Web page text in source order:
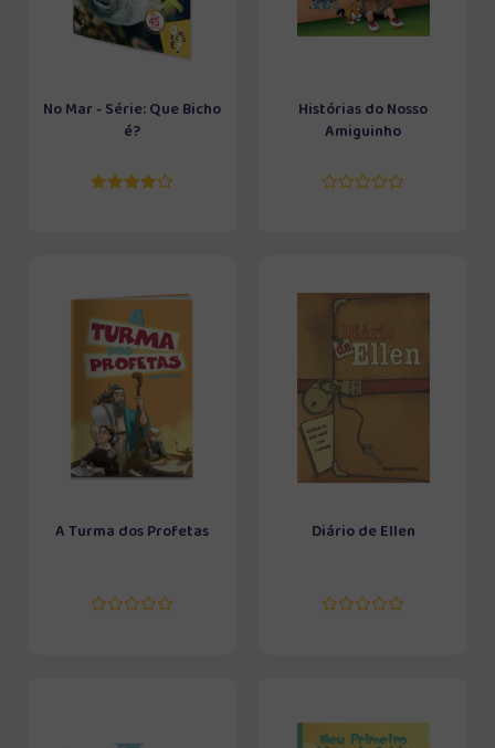
No Mar - Série: Que Bicho
é?
Histórias do Nosso
Amiguinho
A Turma dos Profetas Diário de Ellen